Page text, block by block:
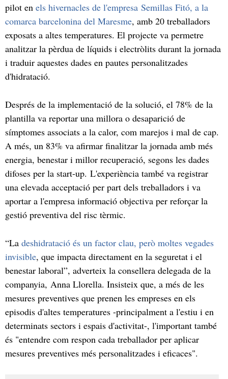
pilot en els hivernacles de l'empresa Semillas Fitó, a la
comarca barcelonina del Maresme, amb 20 treballadors
exposats a altes temperatures. El projecte va permetre
analitzar la pèrdua de líquids i electròlits durant la jornada
i traduir aquestes dades en pautes personalitzades
d'hidratació.
Després de la implementació de la solució, el 78% de la
plantilla va reportar una millora o desaparició de
símptomes associats a la calor, com marejos i mal de cap.
A més, un 83% va afirmar finalitzar la jornada amb més
energia, benestar i millor recuperació, segons les dades
difoses per la start-up. L'experiència també va registrar
una elevada acceptació per part dels treballadors i va
aportar a l'empresa informació objectiva per reforçar la
gestió preventiva del risc tèrmic.
“La deshidratació és un factor clau, però moltes vegades
invisible, que impacta directament en la seguretat i el
benestar laboral”, adverteix la consellera delegada de la
companyia, Anna Llorella. Insisteix que, a més de les
mesures preventives que prenen les empreses en els
episodis d'altes temperatures -principalment a l'estiu i en
determinats sectors i espais d'activitat-, l'important també
és "entendre com respon cada treballador per aplicar
mesures preventives més personalitzades i eficaces".